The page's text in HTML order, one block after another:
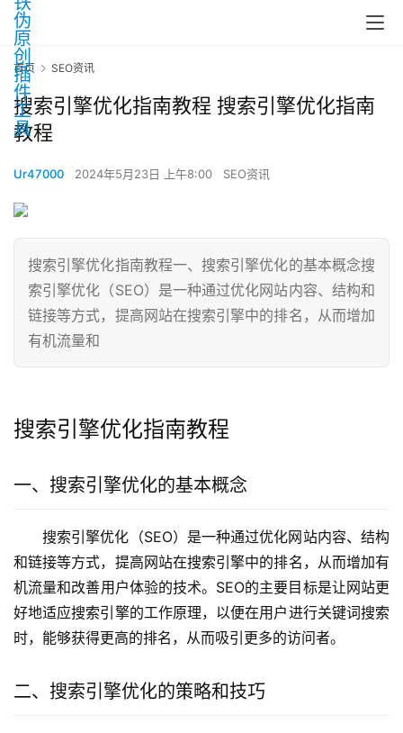
首页 SEO资讯
搜索引擎优化指南教程 搜索引擎优化指南
教程
Ur47000 2024年5月23日 上午8:00 SEO资讯
搜索引擎优化指南教程一、搜索引擎优化的基本概念搜
索引擎优化（SEO）是一种通过优化网站内容、结构和
链接等方式，提高网站在搜索引擎中的排名，从而增加
有机流量和
搜索引擎优化指南教程
一、搜索引擎优化的基本概念
搜索引擎优化（SEO）是一种通过优化网站内容、结构
和链接等方式，提高网站在搜索引擎中的排名，从而增加有
机流量和改善用户体验的技术。SEO的主要目标是让网站更
好地适应搜索引擎的工作原理，以便在用户进行关键词搜索
时，能够获得更高的排名，从而吸引更多的访问者。
二、搜索引擎优化的策略和技巧